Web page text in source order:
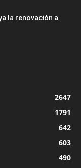
la renovación a
2647
1791
642
603
490